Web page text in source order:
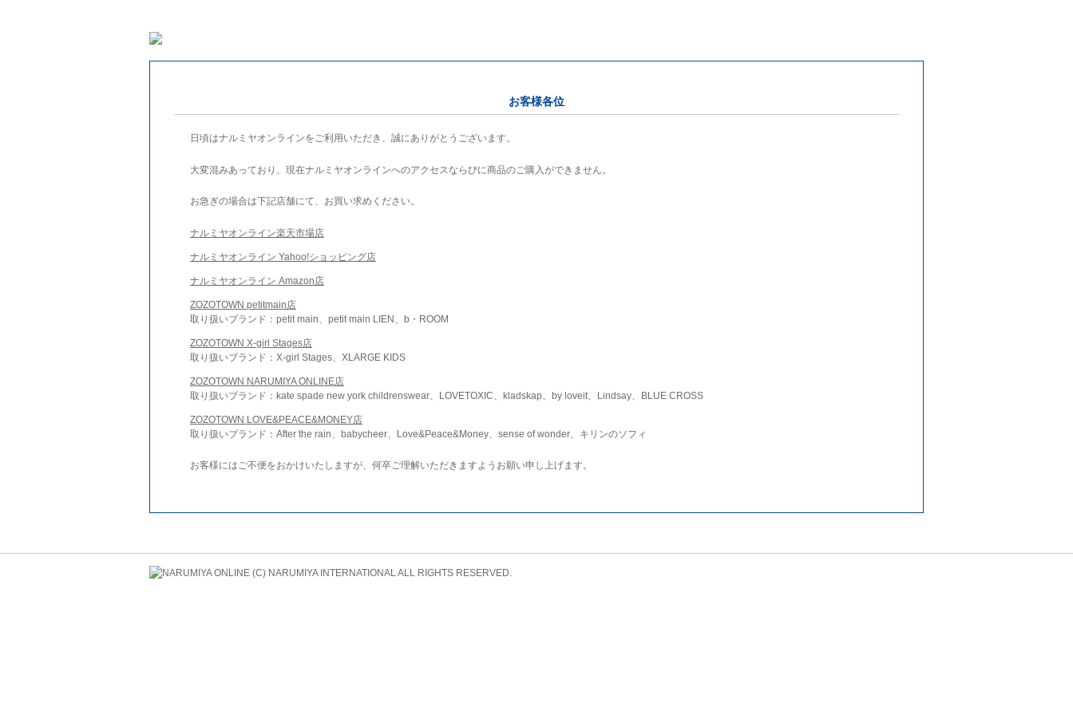
お客様各位
日頃はナルミヤオンラインをご利用いただき、誠にありがとうございます。
大変混みあっており、現在ナルミヤオンラインへのアクセスならびに商品のご購入ができません。
お急ぎの場合は下記店舗にて、お買い求めください。
ナルミヤオンライン楽天市場店
ナルミヤオンライン Yahoo!ショッピング店
ナルミヤオンライン Amazon店
ZOZOTOWN petitmain店
取り扱いブランド：petit main、petit main LIEN、b・ROOM
ZOZOTOWN X-girl Stages店
取り扱いブランド：X-girl Stages、XLARGE KIDS
ZOZOTOWN NARUMIYA ONLINE店
取り扱いブランド：kate spade new york childrenswear、LOVETOXIC、kladskap、by loveit、Lindsay、BLUE CROSS
ZOZOTOWN LOVE&PEACE&MONEY店
取り扱いブランド：After the rain、babycheer、Love&Peace&Money、sense of wonder、キリンのソフィ
お客様にはご不便をおかけいたしますが、何卒ご理解いただきますようお願い申し上げます。